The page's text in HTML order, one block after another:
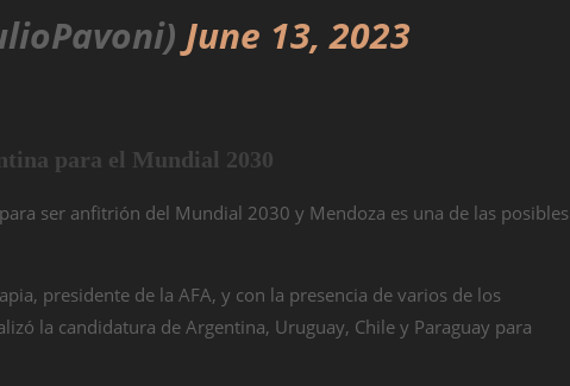
June 13, 2023
para el Mundial 2030
ser anfitrión del Mundial 2030 y Mendoza es una de las posibles
presidente de la AFA, y con la presencia de varios de los
la candidatura de Argentina, Uruguay, Chile y Paraguay para